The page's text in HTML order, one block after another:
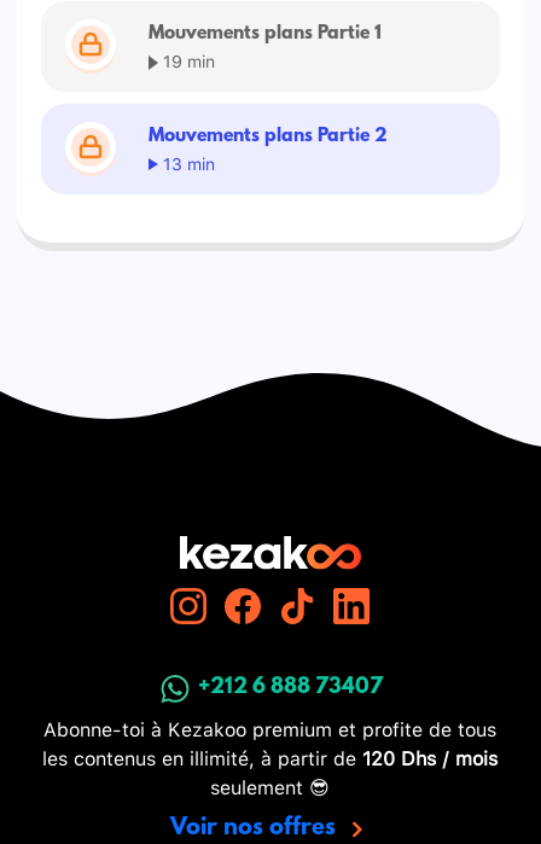
Mouvements plans Partie 1
19 min
Mouvements plans Partie 2
13 min
+212 6 888 73407
Abonne-toi à Kezakoo premium et profite de tous
les contenus en illimité, à partir de 120 Dhs / mois
seulement 😎
Voir nos offres